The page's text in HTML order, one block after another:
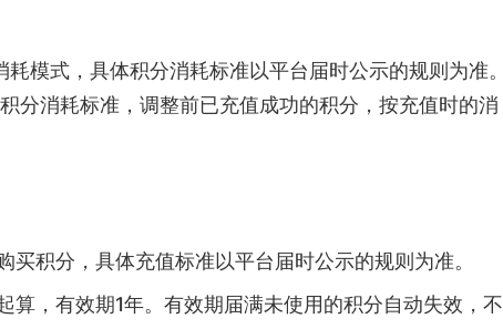
模式，具体积分消耗标准以平台届时公示的规则为准。
分消耗标准，调整前已充值成功的积分，按充值时的消
买积分，具体充值标准以平台届时公示的规则为准。
算，有效期1年。有效期届满未使用的积分自动失效，不